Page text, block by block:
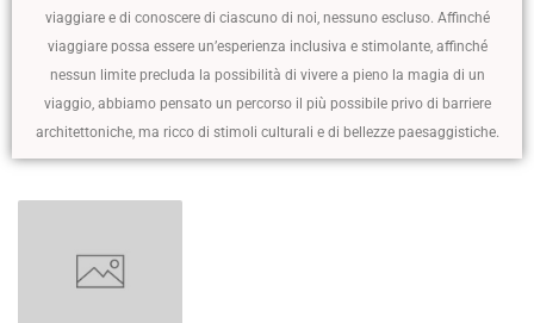
viaggiare e di conoscere di ciascuno di noi, nessuno escluso. Affinché
viaggiare possa essere un’esperienza inclusiva e stimolante, affinché
nessun limite precluda la possibilità di vivere a pieno la magia di un
viaggio, abbiamo pensato un percorso il più possibile privo di barriere
architettoniche, ma ricco di stimoli culturali e di bellezze paesaggistiche.